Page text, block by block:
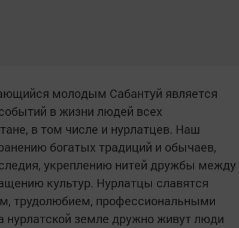
молодым Сабантуй является
в жизни людей всех
в том числе и нурлатцев. Наш
богатых традиций и обычаев,
укреплению нитей дружбы между
культур. Нурлатцы славятся
трудолюбием, профессиональными
земле дружно живут люди